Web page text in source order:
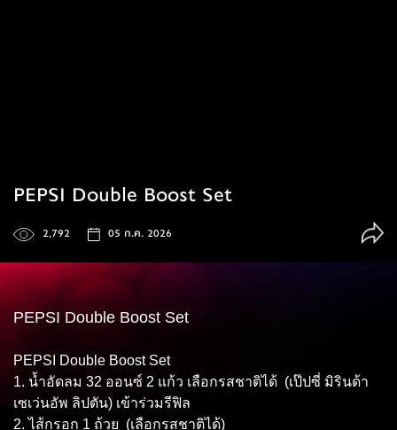
PEPSI Double Boost Set
2,792 05 ก.ค. 2026
PEPSI Double Boost Set
PEPSI Double Boost Set
1. น้ำอัดลม 32 ออนซ์ 2 แก้ว เลือกรสชาติได้ (เป๊ปซี่ มิรินด้า
เซเว่นอัพ ลิปตัน) เข้าร่วมรีฟิล
2. ไส้กรอก 1 ถ้วย (เลือกรสชาติได้)